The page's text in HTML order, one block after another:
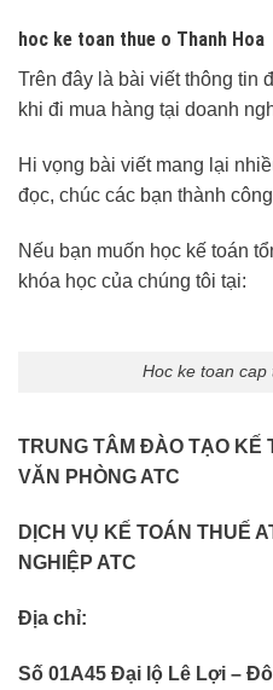
hoc ke toan thue o Thanh Hoa
Trên đây là bài viết thông tin
khi đi mua hàng tại doanh
Hi vọng bài viết mang lại
đọc, chúc các bạn thành
Nếu bạn muốn học kế toán
khóa học của chúng tôi tại:
Hoc ke toan cap
TRUNG TÂM ĐÀO TẠO KẾ
VĂN PHÒNG ATC
DỊCH VỤ KẾ TOÁN THUẾ
NGHIỆP ATC
Địa chỉ:
Số 01A45 Đại lộ Lê Lợi –